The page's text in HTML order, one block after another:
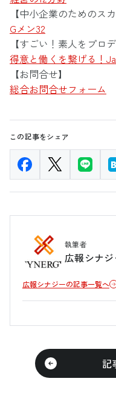
【中小企業のためのス
Gメン32
【すごい！素人をプロ
得意と働くを繋げる！
【お問合せ】
総合お問合せフォーム
この記事をシェア
執筆者
広報シナ
広報シナジーの記事一覧へ
記